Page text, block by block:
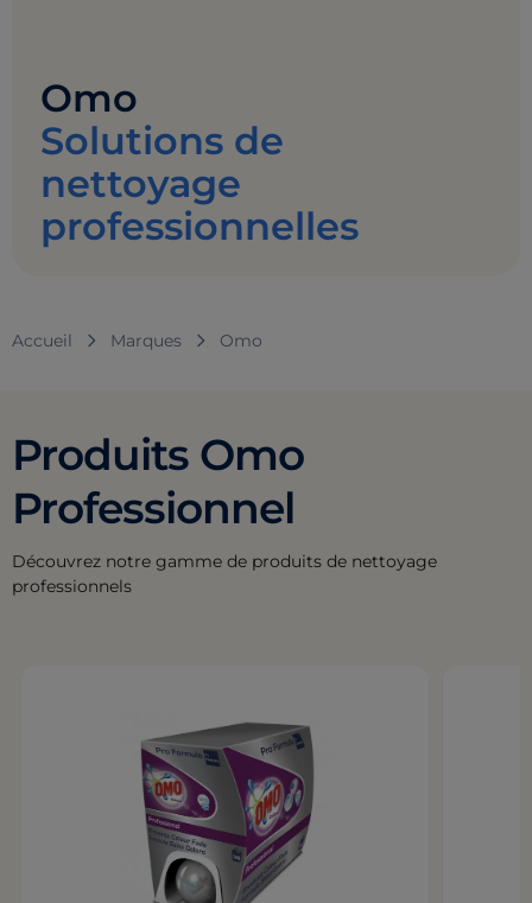
Omo
Solutions de
nettoyage
professionnelles
Accueil Marques Omo
Produits Omo
Professionnel
Découvrez notre gamme de produits de nettoyage
professionnels